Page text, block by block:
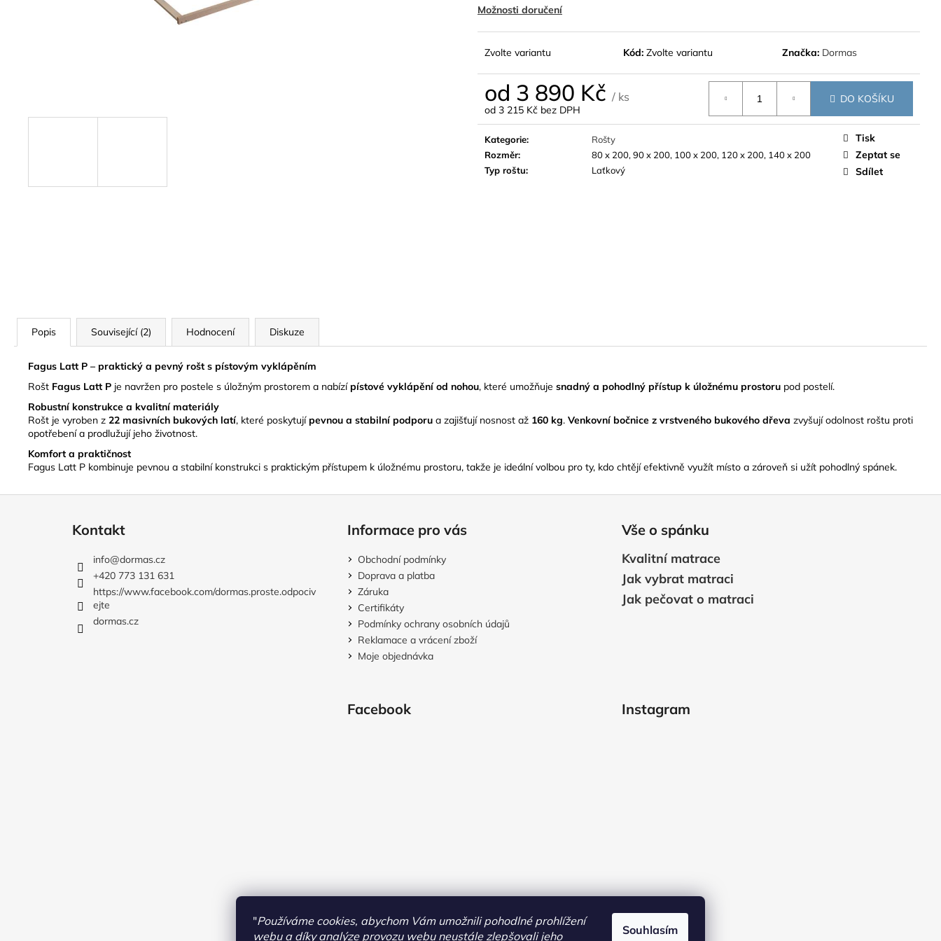
"Používáme cookies, abychom Vám umožnili pohodlné prohlížení
webu a díky analýze provozu webu neustále zlepšovali jeho
Souhlasím
Možnosti doručení
Zvolte variantu Kód: Zvolte variantu Značka: Dormas
od 3 890 Kč / ks
od 3 215 Kč bez DPH
Měrná
cena:
DO KOŠÍKU
Kategorie:
Rošty
Rozměr:
80 x 200, 90 x 200, 100 x 200, 120 x 200, 140 x 200
Typ roštu: Laťkový
Tisk
Zeptat se
Sdílet
Popis Související (2) Hodnocení Diskuze
Fagus Latt P – praktický a pevný rošt s pístovým vyklápěním
Rošt Fagus Latt P je navržen pro postele s úložným prostorem a nabízípístové vyklápění od nohou, které umožňuje snadný a pohodlný přístup k úložnému prostoru pod postelí.
Robustní konstrukce a kvalitní materiály
Rošt je vyroben z 22 masivních bukových latí, které poskytujípevnou a stabilní podporu a zajišťují nosnost až 160 kg. Venkovní bočnice z vrstveného bukového dřeva zvyšují odolnost roštu proti
opotřebení a prodlužují jeho životnost.
Komfort a praktičnost
Fagus Latt P kombinuje pevnou a stabilní konstrukci s praktickým přístupem k úložnému prostoru, takže je ideální volbou pro ty, kdo chtějí efektivně využít místo a zároveň si užít pohodlný spánek.
Kontakt
info@dormas.cz
+420 773 131 631
https://www.facebook.com/dormas.proste.odpociv
ejte
dormas.cz
Informace pro vás
Obchodní podmínky
Doprava a platba
Záruka
Certifikáty
Podmínky ochrany osobních údajů
Reklamace a vrácení zboží
Moje objednávka
Vše o spánku
Kvalitní matrace
Jak vybrat matraci
Jak pečovat o matraci
Facebook Instagram